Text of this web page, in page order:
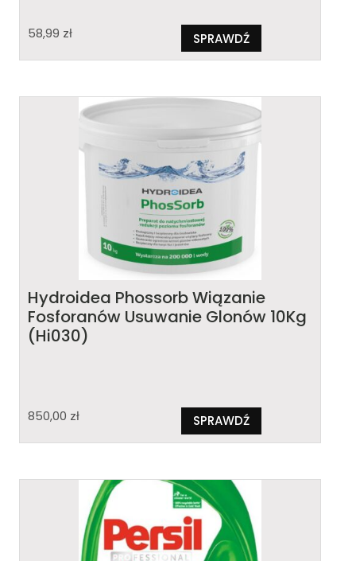
58,99 zł SPRAWDŹ
Hydroidea Phossorb Wiązanie
Fosforanów Usuwanie Glonów 10Kg
(Hi030)
850,00 zł SPRAWDŹ